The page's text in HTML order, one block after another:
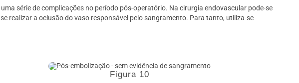
série de complicações no período pós-operatório. Na cirurgia endovascular pode-se
realizar a oclusão do vaso responsável pelo sangramento. Para tanto, utiliza-se
Figura 10